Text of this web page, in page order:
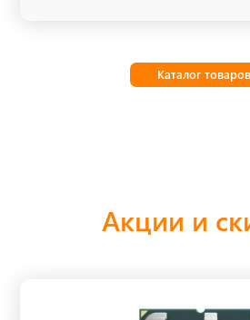
Каталог товаров
Акции и